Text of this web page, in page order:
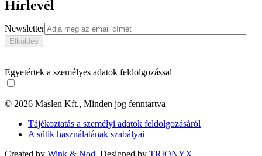
Hírlevél
Newsletter
Egyetértek a személyes adatok feldolgozással
© 2026 Maslen Kft., Minden jog fenntartva
Tájékoztatás a személyi adatok feldolgozásáról
A sütik használatának szabályai
Created by Wink & Nod , Designed by TRIONYX